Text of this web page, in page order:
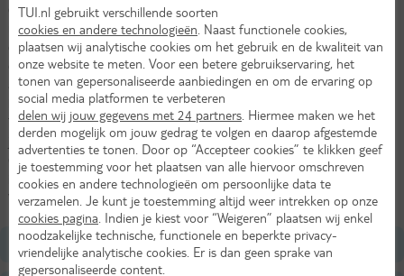
direct uit voor een duik met uitzicht dat je Instagram-volgers jaloers
maakt. Het water lijkt zo de horizon in te verdwijnen, terwijl jij
dobbert tussen hemel en aarde. In je suite spelen wit, blauw, steen
en hout een grote rol. Traditioneel? Ja. Saai? Absoluut niet. Het is
alsof een Griekse oma en een hippe designer samen de inrichting
hebben bedacht – en dat werkt verrassend goed. Worden de
Thermes Luxury Villas & Spa je hang-out deze zomer? Rek je uit op
je ligstoel, sluit je ogen en laat de Griekse zon je huid verwarmen.
Of boek die massage waar je schouders al weken om smeken. Hier
in je eigen stukje Santorini-paradijs bepaal jij het tempo.
Vakantiemodus aan en genieten maar.
Ligging
TUI.nl gebruikt verschillende soorten
cookies en andere technologieën . Naast functionele cookies,
plaatsen wij analytische cookies om het gebruik en de kwaliteit van
onze website te meten. Voor een betere gebruikservaring, het
tonen van gepersonaliseerde aanbiedingen en om de ervaring op
social media platformen te verbeteren
delen wij jouw gegevens met 24 partners . Hiermee maken we het
derden mogelijk om jouw gedrag te volgen en daarop afgestemde
advertenties te tonen. Door op “Accepteer cookies” te klikken geef
je toestemming voor het plaatsen van alle hiervoor omschreven
cookies en andere technologieën om persoonlijke data te
verzamelen. Je kunt je toestemming altijd weer intrekken op onze
cookies pagina . Indien je kiest voor “Weigeren” plaatsen wij enkel
noodzakelijke technische, functionele en beperkte privacy-
vriendelijke analytische cookies. Er is dan geen sprake van
gepersonaliseerde content.